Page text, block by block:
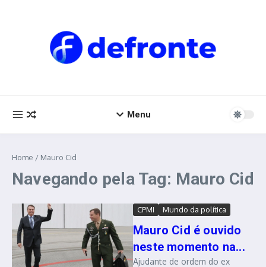
Menu
Home / Mauro Cid
Navegando pela Tag: Mauro Cid
CPMI Mundo da política
Mauro Cid é ouvido
neste momento na...
Ajudante de ordem do ex